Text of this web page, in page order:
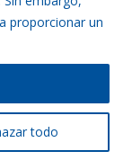
proporcionar un
todo
aquí